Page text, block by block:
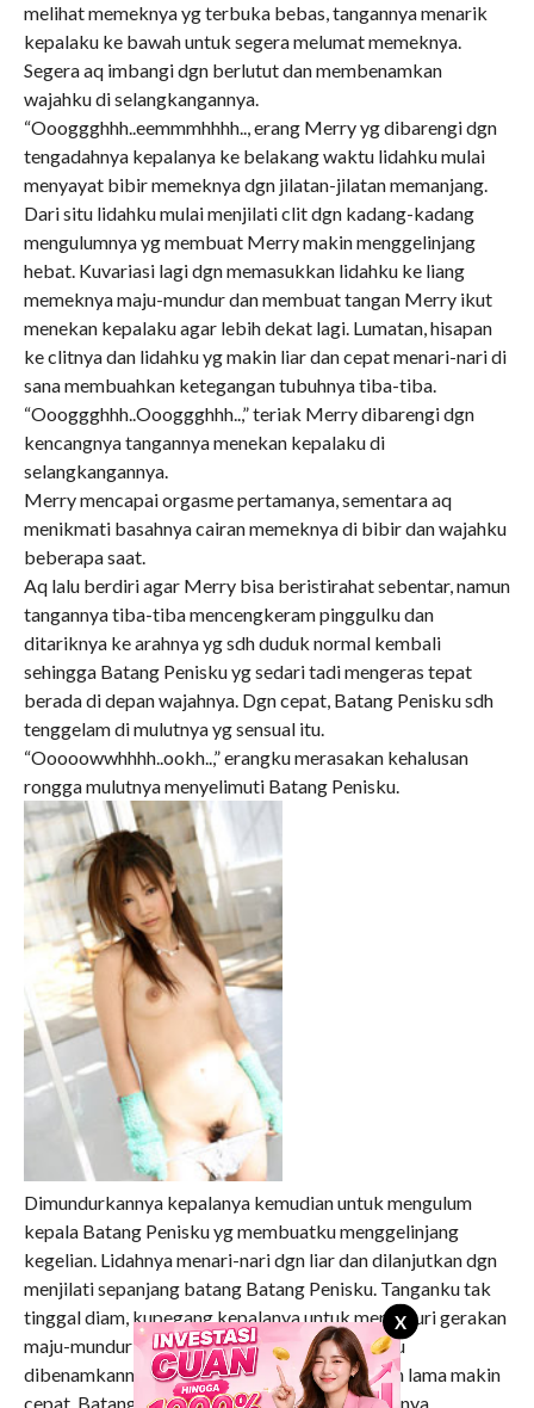
X
melihat memeknya yg terbuka bebas, tangannya menarik
kepalaku ke bawah untuk segera melumat memeknya.
Segera aq imbangi dgn berlutut dan membenamkan
wajahku di selangkangannya.
“Oooggghhh..eemmmhhhh.., erang Merry yg dibarengi dgn
tengadahnya kepalanya ke belakang waktu lidahku mulai
menyayat bibir memeknya dgn jilatan-jilatan memanjang.
Dari situ lidahku mulai menjilati clit dgn kadang-kadang
mengulumnya yg membuat Merry makin menggelinjang
hebat. Kuvariasi lagi dgn memasukkan lidahku ke liang
memeknya maju-mundur dan membuat tangan Merry ikut
menekan kepalaku agar lebih dekat lagi. Lumatan, hisapan
ke clitnya dan lidahku yg makin liar dan cepat menari-nari di
sana membuahkan ketegangan tubuhnya tiba-tiba.
“Oooggghhh..Oooggghhh..,” teriak Merry dibarengi dgn
kencangnya tangannya menekan kepalaku di
selangkangannya.
Merry mencapai orgasme pertamanya, sementara aq
menikmati basahnya cairan memeknya di bibir dan wajahku
beberapa saat.
Aq lalu berdiri agar Merry bisa beristirahat sebentar, namun
tangannya tiba-tiba mencengkeram pinggulku dan
ditariknya ke arahnya yg sdh duduk normal kembali
sehingga Batang Penisku yg sedari tadi mengeras tepat
berada di depan wajahnya. Dgn cepat, Batang Penisku sdh
tenggelam di mulutnya yg sensual itu.
“Ooooowwhhhh..ookh..,” erangku merasakan kehalusan
rongga mulutnya menyelimuti Batang Penisku.
Dimundurkannya kepalanya kemudian untuk mengulum
kepala Batang Penisku yg membuatku menggelinjang
kegelian. Lidahnya menari-nari dgn liar dan dilanjutkan dgn
menjilati sepanjang batang Batang Penisku. Tanganku tak
tinggal diam, kupegang kepalanya untuk mengikuri gerakan
maju-mundur kepalanya waktu Batang Penisku
dibenamkannya kembali ke mulutnya yg makin lama makin
cepat. Batang Penisku makin basah dgn air liurnya